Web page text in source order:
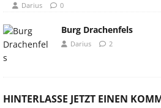
Darius 0
Burg Drachenfels
Darius 2
HINTERLASSE JETZT EINEN